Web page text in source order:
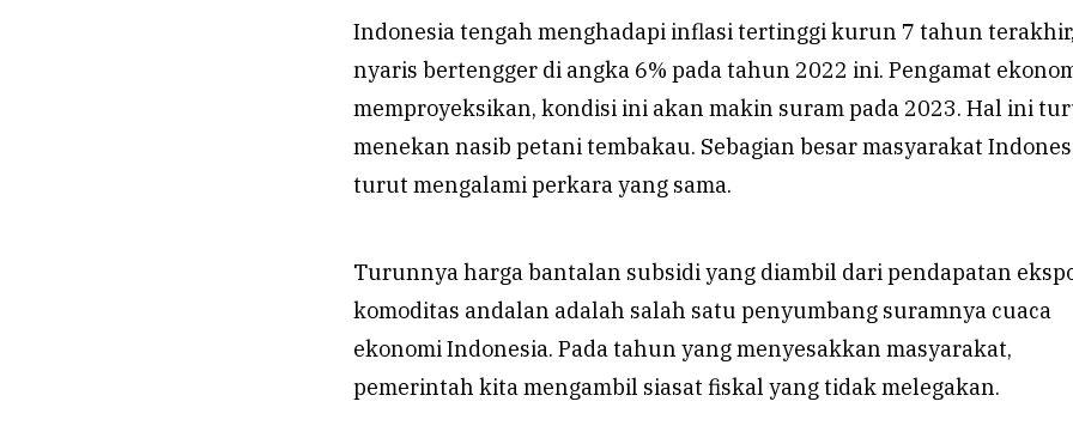
Indonesia tengah menghadapi inflasi tertinggi kurun 7 tahun
nyaris bertengger di angka 6% pada tahun 2022 ini. Pengamat
memproyeksikan, kondisi ini akan makin suram pada 2023. Hal ini
menekan nasib petani tembakau. Sebagian besar masyarakat
turut mengalami perkara yang sama.
Turunnya harga bantalan subsidi yang diambil dari pendapatan
komoditas andalan adalah salah satu penyumbang suramnya cuaca
ekonomi Indonesia. Pada tahun yang menyesakkan masyarakat,
pemerintah kita mengambil siasat fiskal yang tidak melegakan.